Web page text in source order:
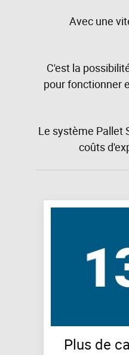
Avec une
C'est la
pour fonctionner
Le système Pallet
coûts
Plus de